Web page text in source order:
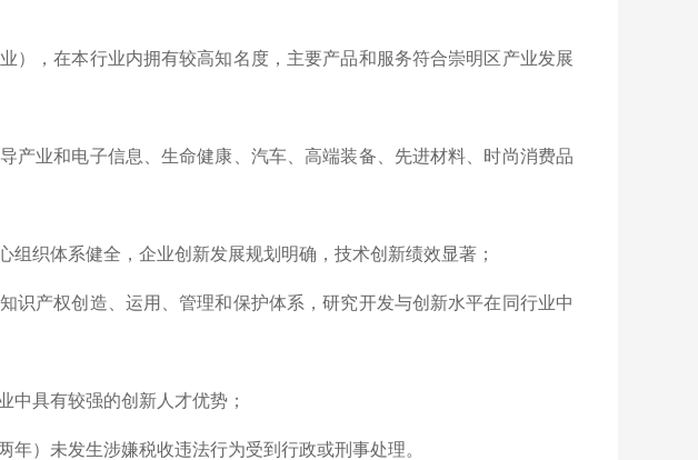
），在本行业内拥有较高知名度，主要产品和服务符合崇明区产业发展
产业和电子信息、生命健康、汽车、高端装备、先进材料、时尚消费品
织体系健全，企业创新发展规划明确，技术创新绩效显著；
识产权创造、运用、管理和保护体系，研究开发与创新水平在同行业中
中具有较强的创新人才优势；
）未发生涉嫌税收违法行为受到行政或刑事处理。